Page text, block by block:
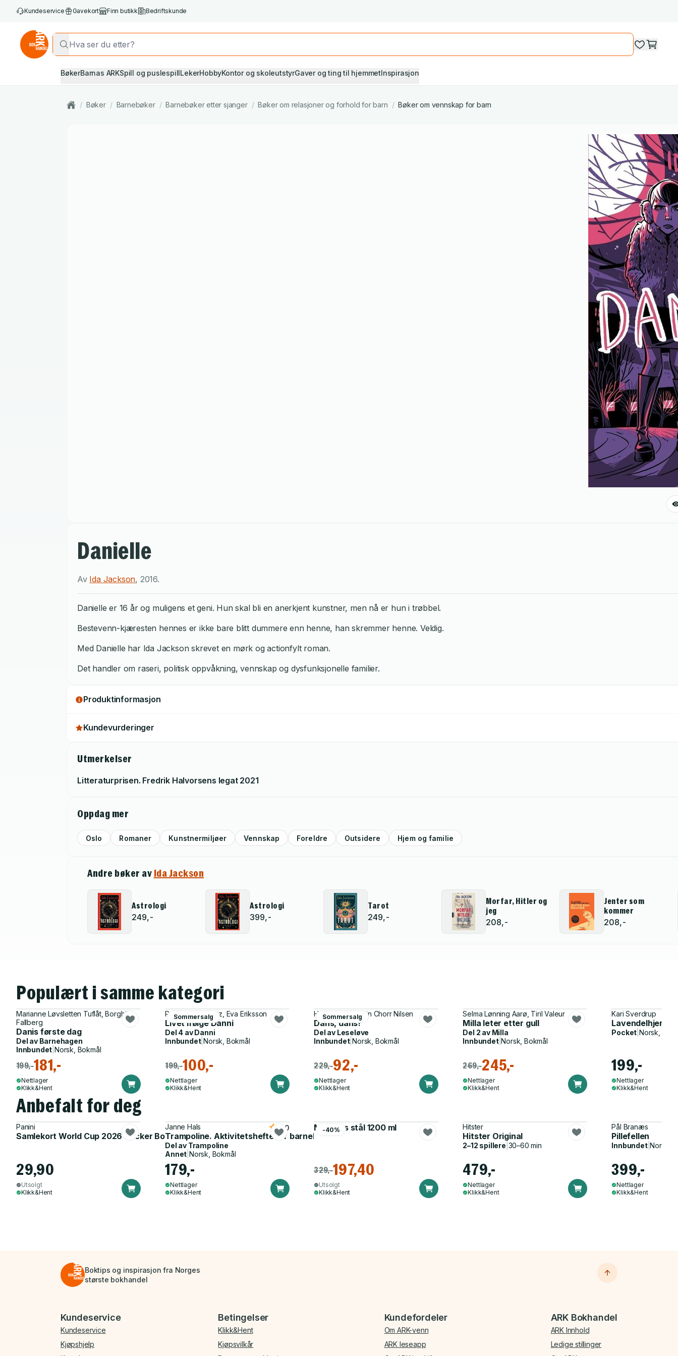
Kundeservice Gavekort Finn butikk Bedriftskunde
BøkerBarnas ARKSpill og puslespillLekerHobbyKontor og skoleutstyrGaver og ting til hjemmetInspirasjon
/ Bøker / Barnebøker / Barnebøker etter sjanger / Bøker om relasjoner og forhold for barn / Bøker om vennskap for barn
Danielle
Av Ida Jackson, 2016.
Danielle er 16 år og muligens et geni. Hun skal bli en anerkjent kunstner, men nå er hun i trøbbel.
Bestevenn-kjæresten hennes er ikke bare blitt dummere enn henne, han skremmer henne. Veldig.
Med Danielle har Ida Jackson skrevet en mørk og actionfylt roman.
Det handler om raseri, politisk oppvåkning, vennskap og dysfunksjonelle familier.
Produktinformasjon
Kundevurderinger
Utmerkelser
Litteraturprisen. Fredrik Halvorsens legat2021
Oppdag mer
Oslo Romaner Kunstnermiljøer Vennskap Foreldre Outsidere Hjem og familie
Andre bøker av Ida Jackson
Astrologi
249,-
Astrologi
399,-
Tarot
249,-
Morfar, Hitler og
jeg
208,-
Jenter som
kommer
208,-
Populært i samme kategori
Marianne Løvsletten Tuflåt, Borghild
Fallberg
Danis første dag
Del av Barnehagen
Innbundet |Norsk, Bokmål
199,-181,-
Nettlager
Klikk&Hent
Sommersalg
Rose Lagercrantz, Eva Eriksson
Livet ifølge Danni
Del 4 avDanni
Innbundet|Norsk, Bokmål
199,-100,-
Nettlager
Klikk&Hent
Sommersalg
Haddy Njie, Lamin Chorr Nilsen
Dans, dans!
Del av Leseløve
Innbundet|Norsk, Bokmål
229,-92,-
Nettlager
Klikk&Hent
Selma Lønning Aarø, Tiril Valeur
Milla leter etter gull
Del 2 av Milla
Innbundet|Norsk, Bokmål
269,-245,-
Nettlager
Klikk&Hent
Kari Sverdrup
Lavendelhjerte
Pocket |Norsk,
199,-
Nettlager
Klikk&Hent
Anbefalt for deg
Panini
Samlekort World Cup 2026 Sticker Booster
29,90
Utsolgt
Klikk&Hent
Janne Hals
Trampoline. Aktivitetshefte for barnehagen
5.0
Del av Trampoline
Annet Norsk, Bokmål
179,-
Nettlager
Klikk&Hent
-40%
Matboks stål 1200 ml
329,-197,40
Utsolgt
Klikk&Hent
Hitster
Hitster Original
2–12 spillere 30–60 min
479,-
Nettlager
Klikk&Hent
Pål Branæs
Pillefellen
Innbundet|Norsk,
399,-
Nettlager
Klikk&Hent
Boktips og inspirasjon fra Norges
største bokhandel
Bunnmeny
Kundeservice
Kundeservice
Kjøpshjelp
Betingelser
Klikk&Hent
Kjøpsvilkår
Kundefordeler
Om ARK-venn
ARK leseapp
ARK Bokhandel
ARK Innhold
Ledige stillinger